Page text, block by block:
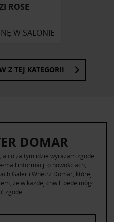
ROSE
W SALONIE
Z TEJ KATEGORII
DOMAR
co za tym idzie wyrażam zgodę
mail informacji o nowościach,
Galerii Wnętrz Domar, której
że w każdej chwili będę mógł
zgodę.